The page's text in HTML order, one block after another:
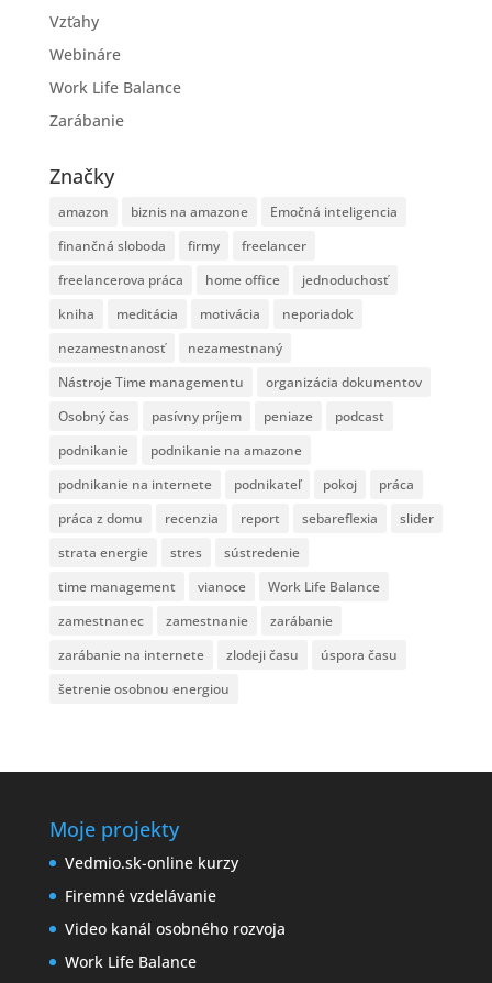
Vzťahy
Webináre
Work Life Balance
Zarábanie
Značky
amazon biznis na amazone
Emočná inteligencia
finančná sloboda
firmy
freelancer
freelancerova práca
home office
jednoduchosť
kniha
meditácia motivácia
neporiadok
nezamestnanosť
nezamestnaný
Nástroje Time managementu
organizácia dokumentov
Osobný čas
pasívny príjem peniaze
podcast
podnikanie
podnikanie na amazone
podnikanie na internete
podnikateľ pokoj
práca
práca z domu
recenzia report sebareflexia
slider
strata energie
stres
sústredenie
time management
vianoce
Work Life Balance
zamestnanec
zamestnanie
zarábanie
zarábanie na internete
zlodeji času
úspora času
šetrenie osobnou energiou
Moje projekty
Vedmio.sk-online kurzy
Firemné vzdelávanie
Video kanál osobného rozvoja
Work Life Balance